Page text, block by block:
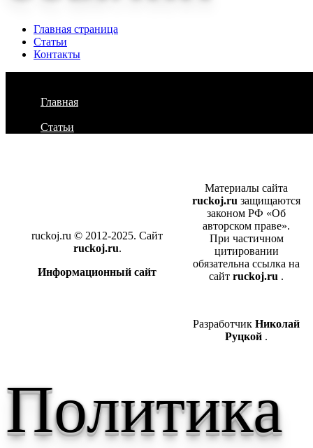
Главная страница
Статьи
Контакты
Главная
Статьи
ruckoj.ru © 2012-2025. Сайт
ruckoj.ru.
Информационный сайт
Материалы сайта
ruckoj.ru защищаются
законом РФ «Об
авторском праве».
При частичном
цитировании
обязательна ссылка на
сайт ruckoj.ru .
Разработчик Николай
Руцкой .
Политика